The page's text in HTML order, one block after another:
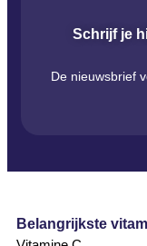
Schrijf je
De nieuwsbrief
Belangrijkste